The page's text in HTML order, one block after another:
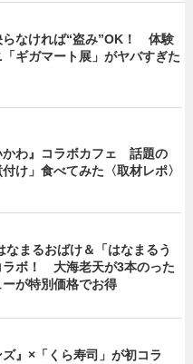
らなければ“盗み”OK！ 体験
ギガマート展」がヤバすぎた
かわ』コラボカフェ 話題の
付け」食べてみた〈取材レポ〉
なまるおばけ＆「はなまるう
ラボ！ 大海老天が3本のった
ーが特別価格でお得
ズ』×「くら寿司」が初コラ